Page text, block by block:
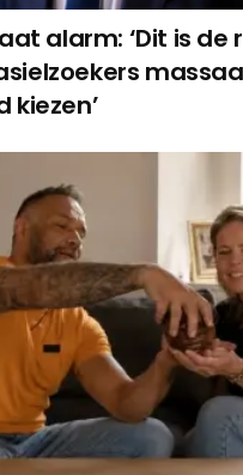
alarm: ‘Dit is de
kiezen’